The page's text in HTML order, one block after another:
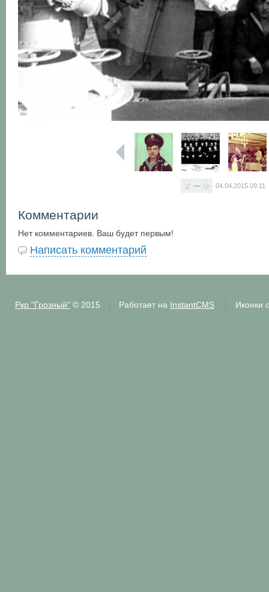
— 04.04.201509:11
Комментарии
Нет комментариев. Ваш будет первым!
Написать комментарий
Ркр "Грозный"© 2015 Работает на InstantCMS Иконки